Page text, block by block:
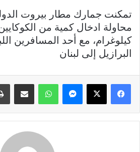
تمكنت جمارك مطار بيروت
كيلوغرام، مع أحد المسافرين
البرازيل إلى لبنان
فيسبوك X ماسنجر واتساب مشاركة عبر البريد